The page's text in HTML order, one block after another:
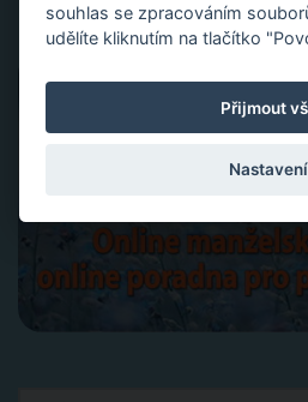
souhlas se zpracováním
udělíte kliknutím na tlačítko
Přijmout
Nastavení